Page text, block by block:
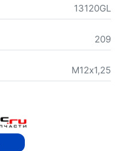
13120GL
209
М12х1,25